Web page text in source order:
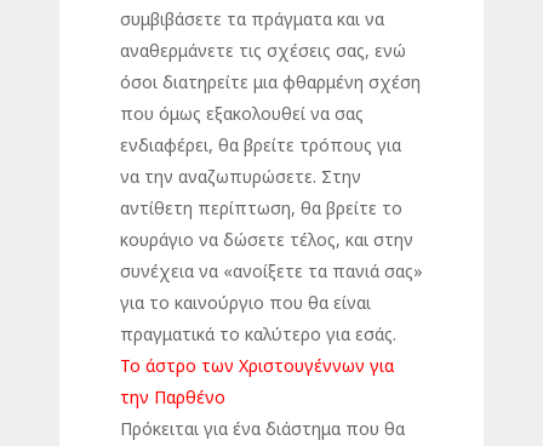
συμβιβάσετε τα πράγματα και να
αναθερμάνετε τις σχέσεις σας, ενώ
όσοι διατηρείτε μια φθαρμένη σχέση
που όμως εξακολουθεί να σας
ενδιαφέρει, θα βρείτε τρόπους για
να την αναζωπυρώσετε. Στην
αντίθετη περίπτωση, θα βρείτε το
κουράγιο να δώσετε τέλος, και στην
συνέχεια να «ανοίξετε τα πανιά σας»
για το καινούργιο που θα είναι
πραγματικά το καλύτερο για εσάς.
Το άστρο των Χριστουγέννων για
την Παρθένο
Πρόκειται για ένα διάστημα που θα